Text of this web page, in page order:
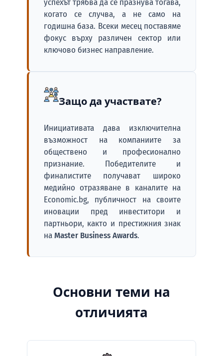
успехът трябва да се празнува тогава,
когато се случва, а не само на
годишна база. Всеки месец поставяме
фокус върху различен сектор или
ключово бизнес направление.
Защо да участвате?
Инициативата дава изключителна
възможност на компаниите за
обществено и професионално
признание. Победителите и
финалистите получават широко
медийно отразяване в каналите на
Economic.bg, публичност на своите
иновации пред инвеститори и
партньори, както и престижния знак
наMaster Business Awards.
Основни теми на
отличията